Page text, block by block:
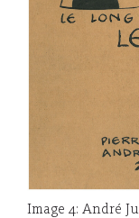
Image 4: André